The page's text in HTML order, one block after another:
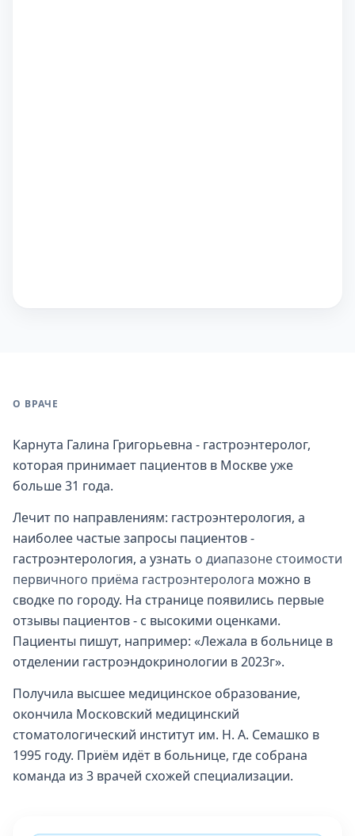
О ВРАЧЕ
Карнута Галина Григорьевна - гастроэнтеролог,
которая принимает пациентов в Москве уже
больше 31 года.
Лечит по направлениям: гастроэнтерология, а
наиболее частые запросы пациентов -
гастроэнтерология, а узнать о диапазоне стоимости
первичного приёма гастроэнтеролога можно в
сводке по городу. На странице появились первые
отзывы пациентов - с высокими оценками.
Пациенты пишут, например: «Лежала в больнице в
отделении гастроэндокринологии в 2023г».
Получила высшее медицинское образование,
окончила Московский медицинский
стоматологический институт им. Н. А. Семашко в
1995 году. Приём идёт в больнице, где собрана
команда из 3 врачей схожей специализации.